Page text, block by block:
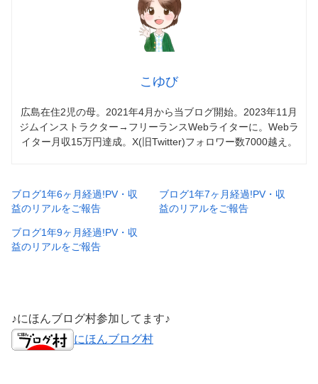
こゆび
広島在住2児の母。2021年4月から当ブログ開始。2023年11月
ジムインストラクター→フリーランスWebライターに。Webラ
イター月収15万円達成。X(旧Twitter)フォロワー数7000越え。
ブログ1年6ヶ月経過!PV・収
益のリアルをご報告
ブログ1年7ヶ月経過!PV・収
益のリアルをご報告
ブログ1年9ヶ月経過!PV・収
益のリアルをご報告
♪にほんブログ村参加してます♪
にほんブログ村